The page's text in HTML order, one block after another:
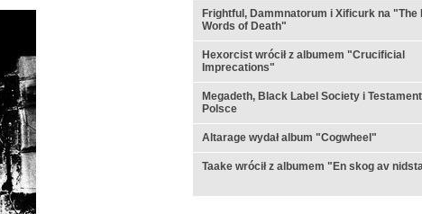
Frightful, Dammnatorum i Xificurk na "The
Words of Death"
Hexorcist wrócił z albumem "Crucificial
Imprecations"
Megadeth, Black Label Society i
Polsce
Altarage wydał album "Cogwheel"
Taake wrócił z albumem "En skog av